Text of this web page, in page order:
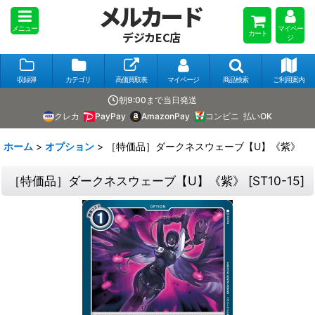
メニュー メルカード
デジカEC店 カート
マイペー
ジ
収録弾 カテゴリ 高価買取表 マイページ 商品検索 ご利用案内
朝9:00まで当日発送
クレカ
PayPay AmazonPay コンビニ 払いOK
ホーム > オプション > ［特価品］ダークネスウェーブ【U】《紫》
［特価品］ダークネスウェーブ【U】《紫》 [ST10-15]